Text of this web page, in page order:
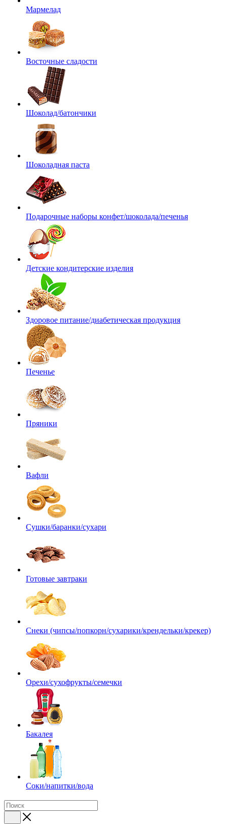
Мармелад
Восточные сладости
Шоколад/батончики
Шоколадная паста
Подарочные наборы конфет/шоколада/печенья
Детские кондитерские изделия
Здоровое питание/диабетическая продукция
Печенье
Пряники
Вафли
Сушки/баранки/сухари
Готовые завтраки
Снеки (чипсы/попкорн/сухарики/крендельки/крекер)
Орехи/сухофрукты/семечки
Бакалея
Соки/напитки/вода